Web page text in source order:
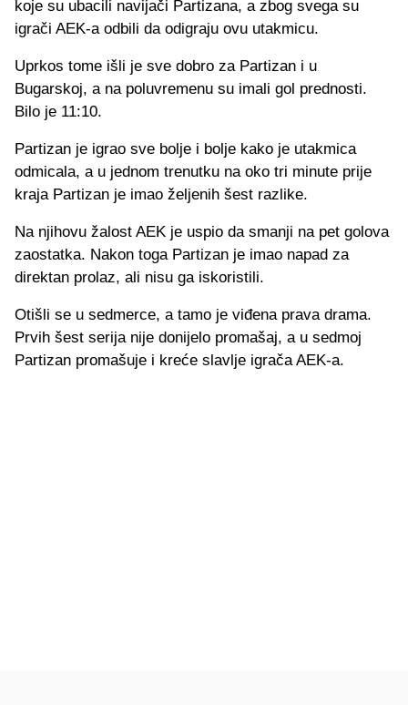
koje su ubacili navijači Partizana, a zbog svega su
igrači AEK-a odbili da odigraju ovu utakmicu.
Uprkos tome išli je sve dobro za Partizan i u
Bugarskoj, a na poluvremenu su imali gol prednosti.
Bilo je 11:10.
Partizan je igrao sve bolje i bolje kako je utakmica
odmicala, a u jednom trenutku na oko tri minute prije
kraja Partizan je imao željenih šest razlike.
Na njihovu žalost AEK je uspio da smanji na pet golova
zaostatka. Nakon toga Partizan je imao napad za
direktan prolaz, ali nisu ga iskoristili.
Otišli se u sedmerce, a tamo je viđena prava drama.
Prvih šest serija nije donijelo promašaj, a u sedmoj
Partizan promašuje i kreće slavlje igrača AEK-a.